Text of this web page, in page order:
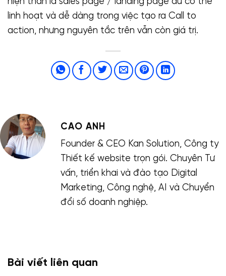
linh hoạt và dễ dàng trong việc tạo ra Call to
action, nhưng nguyên tắc trên vẫn còn giá trị.
CAO ANH
Founder & CEO Kan Solution, Công ty
Thiết kế website trọn gói. Chuyên Tư
vấn, triển khai và đào tạo Digital
Marketing, Công nghệ, AI và Chuyển
đổi số doanh nghiệp.
Bài viết liên quan